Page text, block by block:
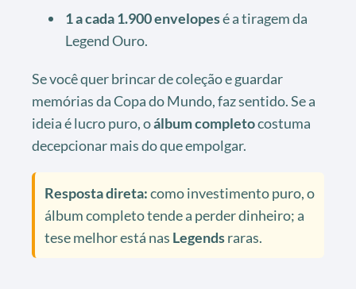
1 a cada 1.900 envelopesé a tiragem da
Legend Ouro.
Se você quer brincar de coleção e guardar
memórias da Copa do Mundo, faz sentido. Se a
ideia é lucro puro, oálbum completocostuma
decepcionar mais do que empolgar.
Resposta direta:como investimento puro, o
álbum completo tende a perder dinheiro; a
tese melhor está nas Legendsraras.